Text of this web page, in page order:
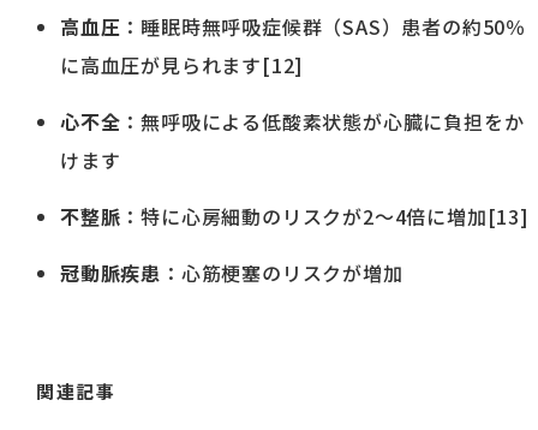
高血圧 ：睡眠時無呼吸症候群（SAS）患者の約50％
に高血圧が見られます[12]
心不全 ：無呼吸による低酸素状態が心臓に負担をか
けます
不整脈 ：特に心房細動のリスクが2〜4倍に増加[13]
冠動脈疾患 ：心筋梗塞のリスクが増加
関連記事